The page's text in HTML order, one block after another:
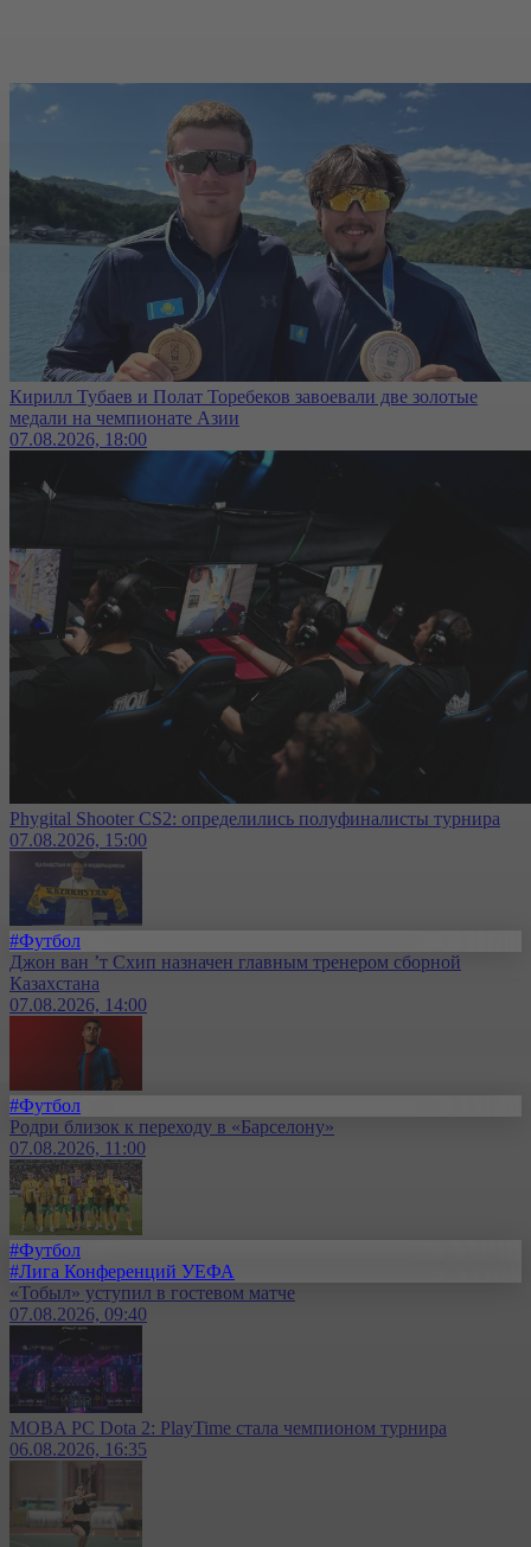
Кирилл Тубаев и Полат Торебеков завоевали две золотые
медали на чемпионате Азии
07.08.2026, 18:00
Phygital Shooter CS2: определились полуфиналисты турнира
07.08.2026, 15:00
#Футбол
Джон ван ’т Схип назначен главным тренером сборной
Казахстана
07.08.2026, 14:00
#Футбол
Родри близок к переходу в «Барселону»
07.08.2026, 11:00
#Футбол
#Лига Конференций УЕФА
«Тобыл» уступил в гостевом матче
07.08.2026, 09:40
MOBA PC Dota 2: PlayTime стала чемпионом турнира
06.08.2026, 16:35